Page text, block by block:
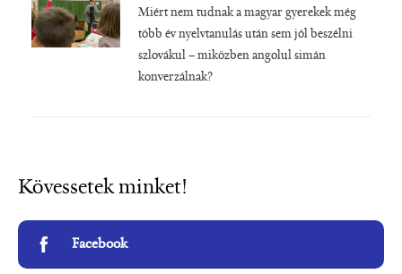
Miért nem tudnak a magyar gyerekek még
több év nyelvtanulás után sem jól beszélni
szlovákul – miközben angolul simán
konverzálnak?
Kövessetek minket!
Facebook